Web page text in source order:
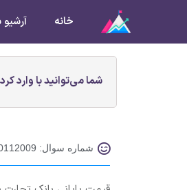
خانه
شما می‌توانید با وارد
شماره سوال: 140112009